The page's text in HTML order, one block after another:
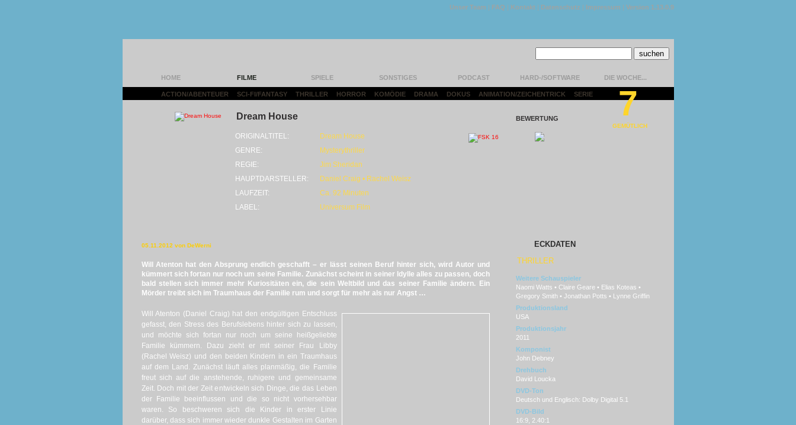
Unser Team | FAQ | Kontakt | Datenschutz | Impressum | Version 1.13.0.9
HOME FILME SPIELE SONSTIGES PODCAST HARD-/SOFTWARE DIE WOCHE...
ACTION/ABENTEUER SCI-FI/FANTASY THRILLER HORROR KOMÖDIE DRAMA DOKUS ANIMATION/ZEICHENTRICK SERIE
Dream House
ORIGINALTITEL:
Dream House
GENRE:
Mysterythriller
REGIE:
Jim Sheridan
HAUPTDARSTELLER:
Daniel Craig • Rachel Weisz
LAUFZEIT:
Ca. 92 Minuten
LABEL:
Universum Film
BEWERTUNG 7
GEMÜTLICH
05.11.2012 von DeWerni
WillAtenton hat den Absprung endlich geschafft – er lässt seinen Beruf hinter sich, wird Autor und
kümmert sich fortan nur noch um seine Familie. Zunächst scheint in seiner Idylle alles zu passen, doch
bald stellen sich immer mehr Kuriositäten ein, die sein Weltbild und das seiner Familie ändern. Ein
Mörder treibt sich im Traumhaus der Familie rum und sorgt für mehr als nur Angst …
Will Atenton (Daniel Craig) hat den endgültigen Entschluss
gefasst, den Stress des Berufslebens hinter sich zu lassen,
und möchte sich fortan nur noch um seine heißgeliebte
Familie kümmern. Dazu zieht er mit seiner Frau Libby
(Rachel Weisz) und den beiden Kindern in ein Traumhaus
auf dem Land. Zunächst läuft alles planmäßig, die Familie
freut sich auf die anstehende, ruhigere und gemeinsame
Zeit. Doch mit der Zeit entwickeln sich Dinge, die das Leben
der Familie beeinflussen und die so nicht vorhersehbar
waren. So beschweren sich die Kinder in erster Linie
darüber, dass sich immer wieder dunkle Gestalten im Garten
ECKDATEN
THRILLER
Weitere Schauspieler
Naomi Watts • Claire Geare • Elias Koteas •
Gregory Smith • Jonathan Potts • Lynne Griffin
Produktionsland
USA
Produktionsjahr
2011
Komponist
John Debney
Drehbuch
David Loucka
DVD-Ton
Deutsch und Englisch: Dolby Digital 5.1
DVD-Bild
16:9, 2.40:1